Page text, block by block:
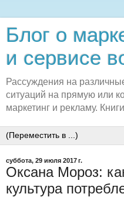
Блог о
и сервисе
Рассуждения на
ситуаций на прямую или
маркетинг и рекламу.
суббота, 29 июля 2017 г.
Оксана Мороз:
культура